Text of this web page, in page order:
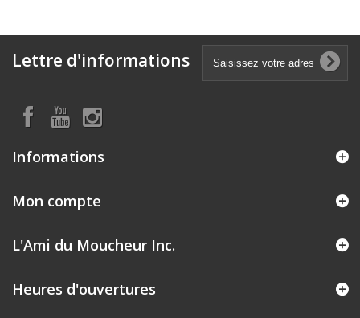
Lettre d'informations
Informations
Mon compte
L'Ami du Moucheur Inc.
Heures d'ouvertures